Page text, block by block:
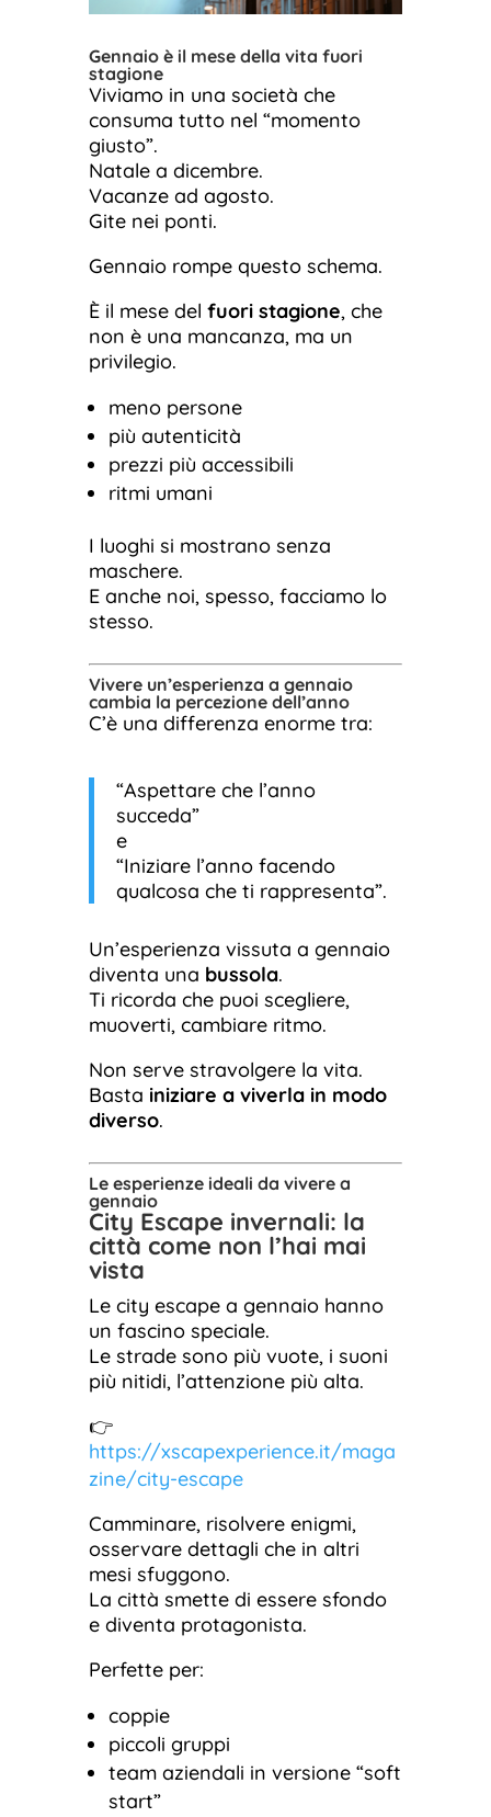
Gennaio è il mese della vita fuori
stagione
Viviamo in una società che
consuma tutto nel “momento
giusto”.
Natale a dicembre.
Vacanze ad agosto.
Gite nei ponti.
Gennaio rompe questo schema.
È il mese del fuori stagione, che
non è una mancanza, ma un
privilegio.
meno persone
più autenticità
prezzi più accessibili
ritmi umani
I luoghi si mostrano senza
maschere.
E anche noi, spesso, facciamo lo
stesso.
Vivere un’esperienza a gennaio
cambia la percezione dell’anno
C’è una differenza enorme tra:
“Aspettare che l’anno
succeda”
e
“Iniziare l’anno facendo
qualcosa che ti rappresenta”.
Un’esperienza vissuta a gennaio
diventa una bussola.
Ti ricorda che puoi scegliere,
muoverti, cambiare ritmo.
Non serve stravolgere la vita.
Basta iniziare a viverla in modo
diverso.
Le esperienze ideali da vivere a
gennaio
City Escape invernali: la
città come non l’hai mai
vista
Le city escape a gennaio hanno
un fascino speciale.
Le strade sono più vuote, i suoni
più nitidi, l’attenzione più alta.
👉
https://xscapexperience.it/maga
zine/city-escape
Camminare, risolvere enigmi,
osservare dettagli che in altri
mesi sfuggono.
La città smette di essere sfondo
e diventa protagonista.
Perfette per:
coppie
piccoli gruppi
team aziendali in versione “soft
start”